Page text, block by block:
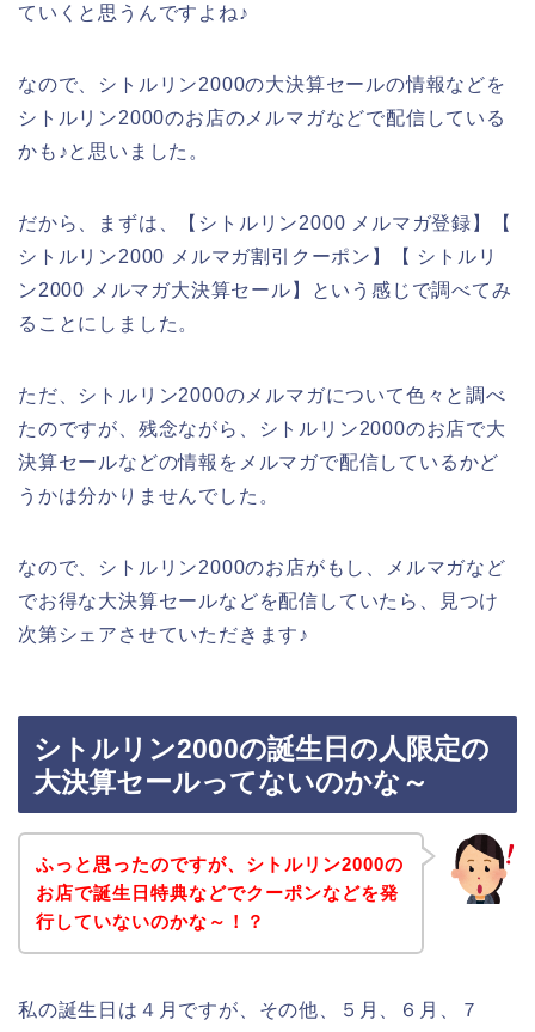
ていくと思うんですよね♪
なので、シトルリン2000の大決算セールの情報などを
シトルリン2000のお店のメルマガなどで配信している
かも♪と思いました。
だから、まずは、【シトルリン2000 メルマガ登録】【
シトルリン2000 メルマガ割引クーポン】【 シトルリ
ン2000 メルマガ大決算セール】という感じで調べてみ
ることにしました。
ただ、シトルリン2000のメルマガについて色々と調べ
たのですが、残念ながら、シトルリン2000のお店で大
決算セールなどの情報をメルマガで配信しているかど
うかは分かりませんでした。
なので、シトルリン2000のお店がもし、メルマガなど
でお得な大決算セールなどを配信していたら、見つけ
次第シェアさせていただきます♪
シトルリン2000の誕生日の人限定の
大決算セールってないのかな～
ふっと思ったのですが、シトルリン2000の
お店で誕生日特典などでクーポンなどを発
行していないのかな～！？
私の誕生日は４月ですが、その他、５月、６月、７